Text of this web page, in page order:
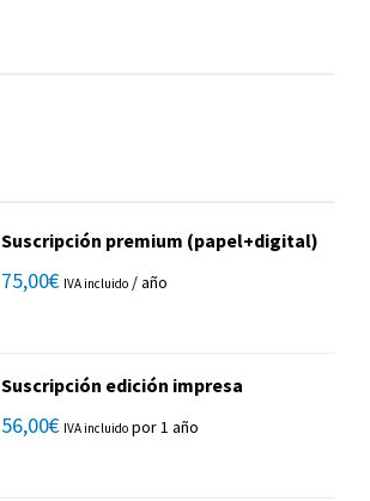
Suscripción premium (papel+digital)
75,00€ IVA incluido / año
Suscripción edición impresa
56,00€ IVA incluido por 1 año